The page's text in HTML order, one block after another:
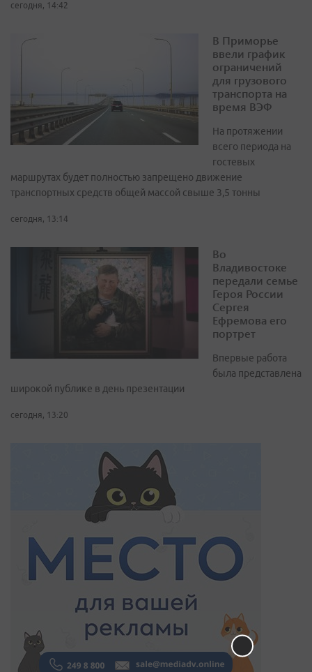
сегодня, 14:42
В Приморье
ввели график
ограничений
для грузового
транспорта на
время ВЭФ
На протяжении
всего периода на
гостевых
маршрутах будет полностью запрещено движение
транспортных средств общей массой свыше 3,5 тонны
сегодня, 13:14
Во
Владивостоке
передали семье
Героя России
Сергея
Ефремова его
портрет
Впервые работа
была представлена
широкой публике в день презентации
сегодня, 13:20